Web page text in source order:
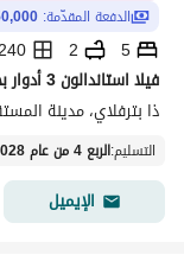
الدفعة المقدّمة:
5
2
240 متر
ذا بترفلاي، مدينة
التسليم:الربع 4 من عام 2028
الإيميل